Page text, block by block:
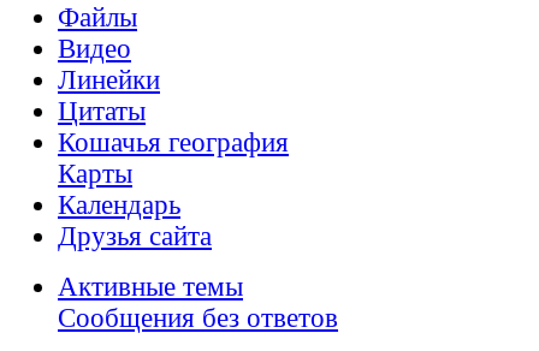
Файлы
Видео
Линейки
Цитаты
Кошачья география
Карты
Календарь
Друзья сайта
Активные темы
Сообщения без ответов